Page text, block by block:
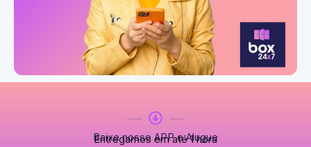
Baixe nosso APP e Alugue
Entregamos em até 1 hora